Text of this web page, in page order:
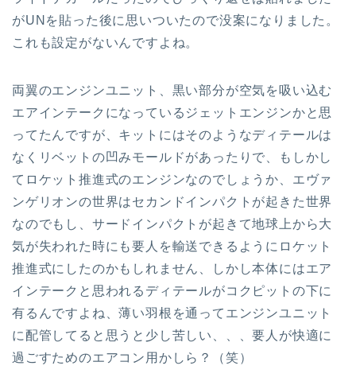
がUNを貼った後に思いついたので没案になりました。
これも設定がないんですよね。
両翼のエンジンユニット、黒い部分が空気を吸い込む
エアインテークになっているジェットエンジンかと思
ってたんですが、キットにはそのようなディテールは
なくリベットの凹みモールドがあったりで、もしかし
てロケット推進式のエンジンなのでしょうか、エヴァ
ンゲリオンの世界はセカンドインパクトが起きた世界
なのでもし、サードインパクトが起きて地球上から大
気が失われた時にも要人を輸送できるようにロケット
推進式にしたのかもしれません、しかし本体にはエア
インテークと思われるディテールがコクピットの下に
有るんですよね、薄い羽根を通ってエンジンユニット
に配管してると思うと少し苦しい、、、要人が快適に
過ごすためのエアコン用かしら？（笑）